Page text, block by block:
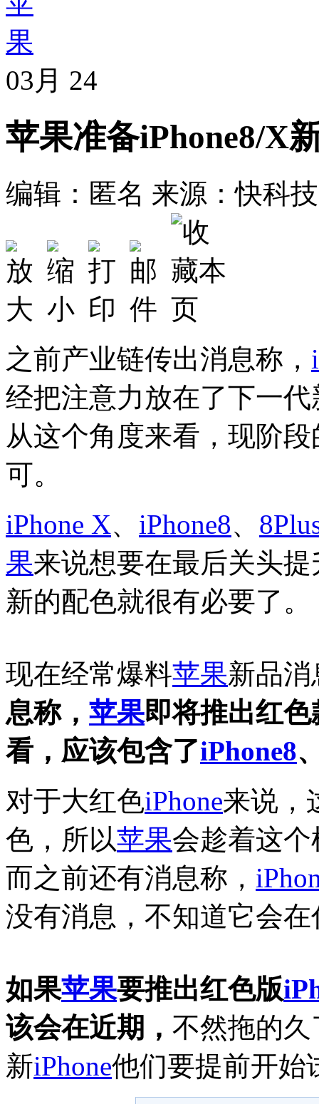
03月 24
苹果准备iPhone8/X
编辑：匿名 来源：快科技
之前产业链传出消息称，
经把注意力放在了下一代
从这个角度来看，现阶段
可。
iPhone X、 iPhone8、
果来说想要在最后关头
新的配色就很有必要了。
现在经常爆料苹果新品消
息称， 苹果即将推出红色
看，应该包含了iPhone8
对于大红色iPhone来说，
色，所以苹果会趁着这
而之前还有消息称，
没有消息，不知道它会
如果苹果要推出红色版
该会在近期， 不然拖的
新iPhone他们要提前开始